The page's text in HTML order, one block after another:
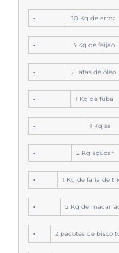
▪ 10 Kg de arroz
▪ 3 Kg de feijão
▪ 2 latas de óleo
▪ 1 Kg de fubá
▪ 1 Kg sal
▪ 2 Kg açúcar
▪ 1 Kg de faria de
▪ 2 Kg de
▪ 2 pacotes de